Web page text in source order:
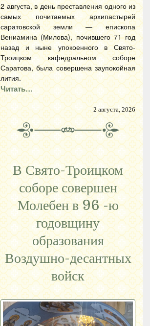
2 августа, в день преставления одного из
самых почитаемых архипастырей
саратовской земли — епископа
Вениамина (Милова), почившего 71 год
назад и ныне упокоенного в Свято-
Троицком кафедральном соборе
Саратова, была совершена заупокойная
лития.
Читать…
2 августа, 2026
В Свято-Троицком
соборе совершен
Молебен в 96 -ю
годовщину
образования
Воздушно-десантных
войск